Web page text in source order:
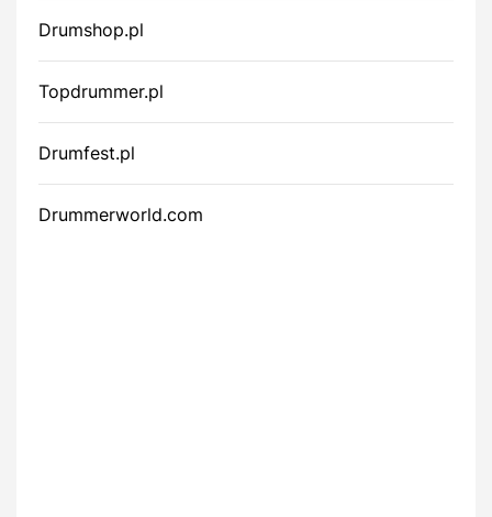
Drumshop.pl
Topdrummer.pl
Drumfest.pl
Drummerworld.com